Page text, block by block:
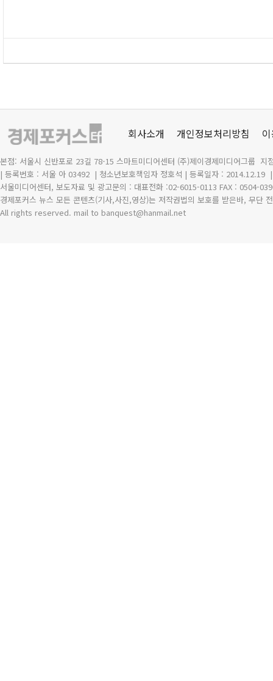
회사소개 개인정보처리방침
본점: 서울시 신반포로 23길 78-15 스마트미디어센터 (주)제이경제미디어그룹 지
| 등록번호 : 서울 아 03492 | 청소년보호책임자 정호석 | 등록일자 : 2014.12.19
서울미디어센터, 보도자료 및 광고문의 : 대표전화 :02-6015-0113 FAX : 0504-
경제포커스 뉴스 모든 콘텐츠(기사,사진,영상)는 저작권법의 보호를 받은바, 무단
All rights reserved. mail to banquest@hanmail.net